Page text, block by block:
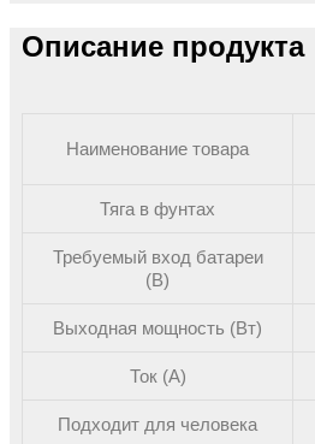
Описание продукта
Наименование товара
Тяга в фунтах
Требуемый вход батареи
(В)
Выходная мощность (Вт)
Ток (А)
Подходит для человека